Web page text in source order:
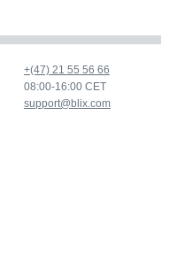
+(47) 21 55 56 66
08:00-16:00 CET
support@blix.com